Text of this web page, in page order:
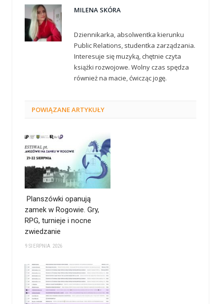
MILENA SKÓRA
Dziennikarka, absolwentka kierunku
Public Relations, studentka zarządzania.
Interesuje się muzyką, chętnie czyta
książki rozwojowe. Wolny czas spędza
również na macie, ćwicząc jogę.
POWIĄZANEARTYKUŁY
Planszówki opanują
zamek w Rogowie. Gry,
RPG, turnieje i nocne
zwiedzanie
9 SIERPNIA 2026